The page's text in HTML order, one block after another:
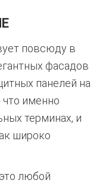
повсюду в
фасадов
панелей на
что именно
терминах, и
широко
любой